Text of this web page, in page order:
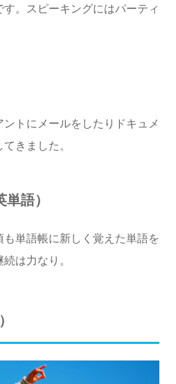
。スピーキングにはパーティ
トにメールをしたりドキュメ
きました。
語）
単語帳に新しく覚えた単語を
は力なり。